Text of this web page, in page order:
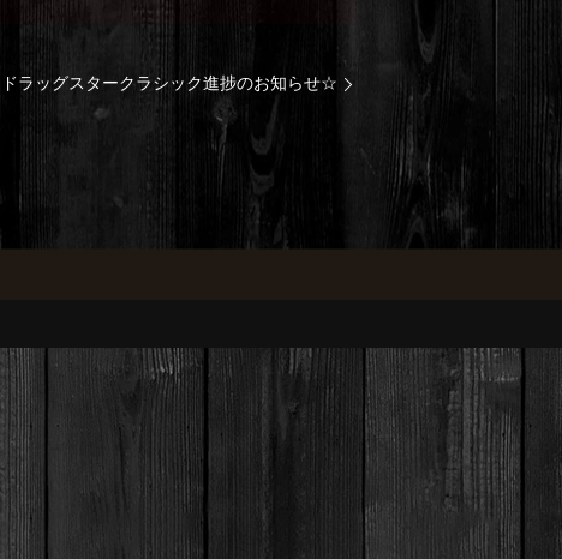
ドラッグスタークラシック進捗のお知らせ☆